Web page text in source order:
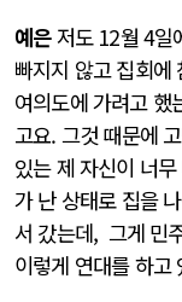
예은저도 12월 4일
빠지지 않고 집회에
여의도에 가려고 했
고요. 그것 때문에
있는 제 자신이 너
가 난 상태로 집을
서 갔는데, 그게 민
이렇게 연대를 하고